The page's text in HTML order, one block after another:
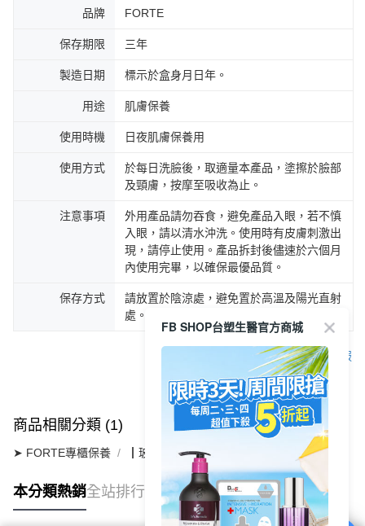
品牌 FORTE
保存期限 三年
製造日期 標示於盒身月日年。
用途 肌膚保養
使用時機 日夜肌膚保養用
使用方式
於每日洗臉後，取適量本產品，塗擦於臉部
及頸膚，按摩至吸收為止。
注意事項
外用產品請勿吞食，避免產品入眼，若不慎
入眼，請以清水沖洗。使用時有皮膚刺激出
現，請停止使用。產品拆封後儘速於六個月
內使用完畢，以確保最優品質。
保存方式
請放置於陰涼處，避免置於高溫及陽光直射
處。
客服
商品相關分類 (1)
➤ FORTE專櫃保養 ┃玻尿酸系列
本分類熱銷全站排行
FB SHOP台塑生醫官方商城